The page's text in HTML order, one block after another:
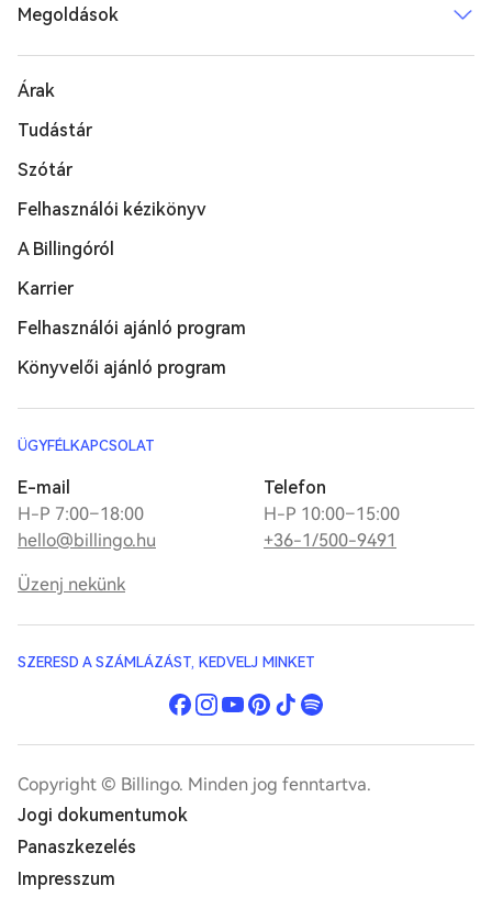
ÜGYFÉLKAPCSOLAT
E-mail
H-P 7:00–18:00
hello@billingo.hu
Telefon
H-P 10:00–15:00
+36-1/500-9491
Üzenj nekünk
Megoldások
Árak
Tudástár
Szótár
Felhasználói kézikönyv
A Billingóról
Karrier
Felhasználói ajánló program
Könyvelői ajánló program
SZERESD A SZÁMLÁZÁST, KEDVELJ MINKET
Copyright © Billingo. Minden jog fenntartva.
Jogi dokumentumok
Panaszkezelés
Impresszum